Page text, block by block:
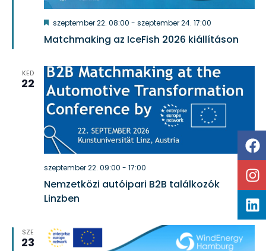
Matchmaking az IceFish 2026 kiállításon
Kiemelt
szeptember 22. 08:00 - szeptember 24. 17:00
KED
22
Nemzetközi autóipari B2B találkozók
Linzben
szeptember 22. 09:00 - 17:00
SZE
23